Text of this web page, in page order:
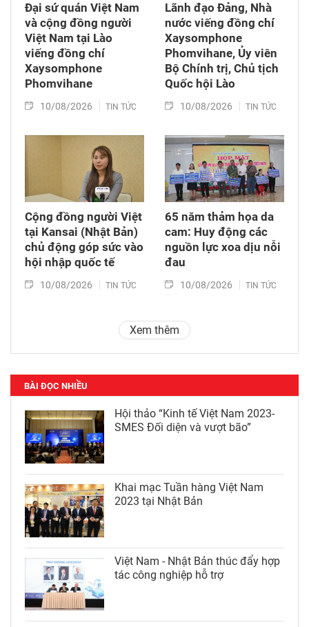
Đại sứ quán Việt Nam
và cộng đồng người
Việt Nam tại Lào
viếng đồng chí
Xaysomphone
Phomvihane
10/08/2026 TIN TỨC
Lãnh đạo Đảng, Nhà
nước viếng đồng chí
Xaysomphone
Phomvihane, Ủy viên
Bộ Chính trị, Chủ tịch
Quốc hội Lào
10/08/2026 TIN TỨC
Cộng đồng người Việt
tại Kansai (Nhật Bản)
chủ động góp sức vào
hội nhập quốc tế
10/08/2026 TIN TỨC
65 năm thảm họa da
cam: Huy động các
nguồn lực xoa dịu nỗi
đau
10/08/2026 TIN TỨC
Xem thêm
BÀI ĐỌC NHIỀU
Hội thảo “Kinh tế Việt Nam 2023-
SMES Đối diện và vượt bão”
Khai mạc Tuần hàng Việt Nam
2023 tại Nhật Bản
Việt Nam - Nhật Bản thúc đẩy hợp
tác công nghiệp hỗ trợ